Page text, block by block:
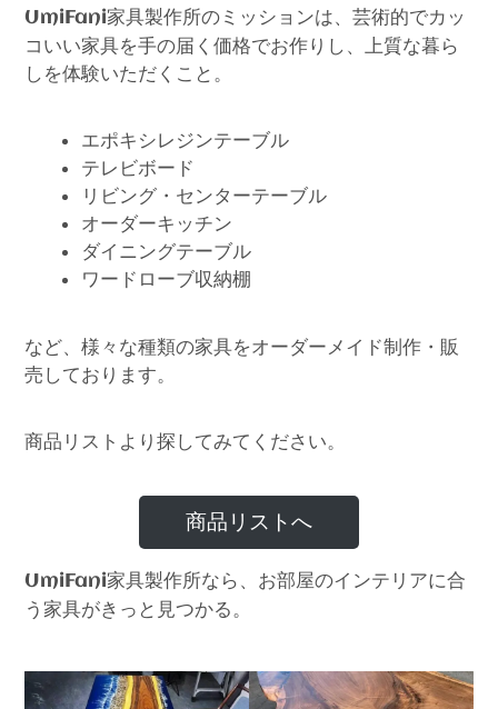
UmiFani家具製作所のミッションは、芸術的でカッ
コいい家具を手の届く価格でお作りし、上質な暮ら
しを体験いただくこと。
エポキシレジンテーブル
テレビボード
リビング・センターテーブル
オーダーキッチン
ダイニングテーブル
ワードローブ収納棚
など、様々な種類の家具をオーダーメイド制作・販
売しております。
商品リストより探してみてください。
商品リストへ
UmiFani家具製作所なら、お部屋のインテリアに合
う家具がきっと見つかる。